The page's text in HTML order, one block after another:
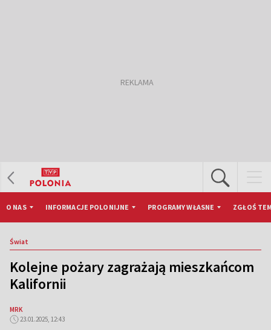
O NAS INFORMACJE POLONIJNE PROGRAMY WŁASNE ZGŁOŚ
Świat
Kolejne pożary zagrażają mieszkańcom
Kalifornii
MRK
23.01.2025, 12:43